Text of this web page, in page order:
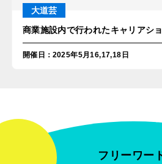
大道芸
商業施設内で行われたキャリアシ
開催日 ：2025年5月16,17,18日
フリーワー